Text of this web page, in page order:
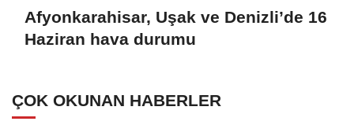
Afyonkarahisar, Uşak ve Denizli’de 16
Haziran hava durumu
ÇOK OKUNAN HABERLER